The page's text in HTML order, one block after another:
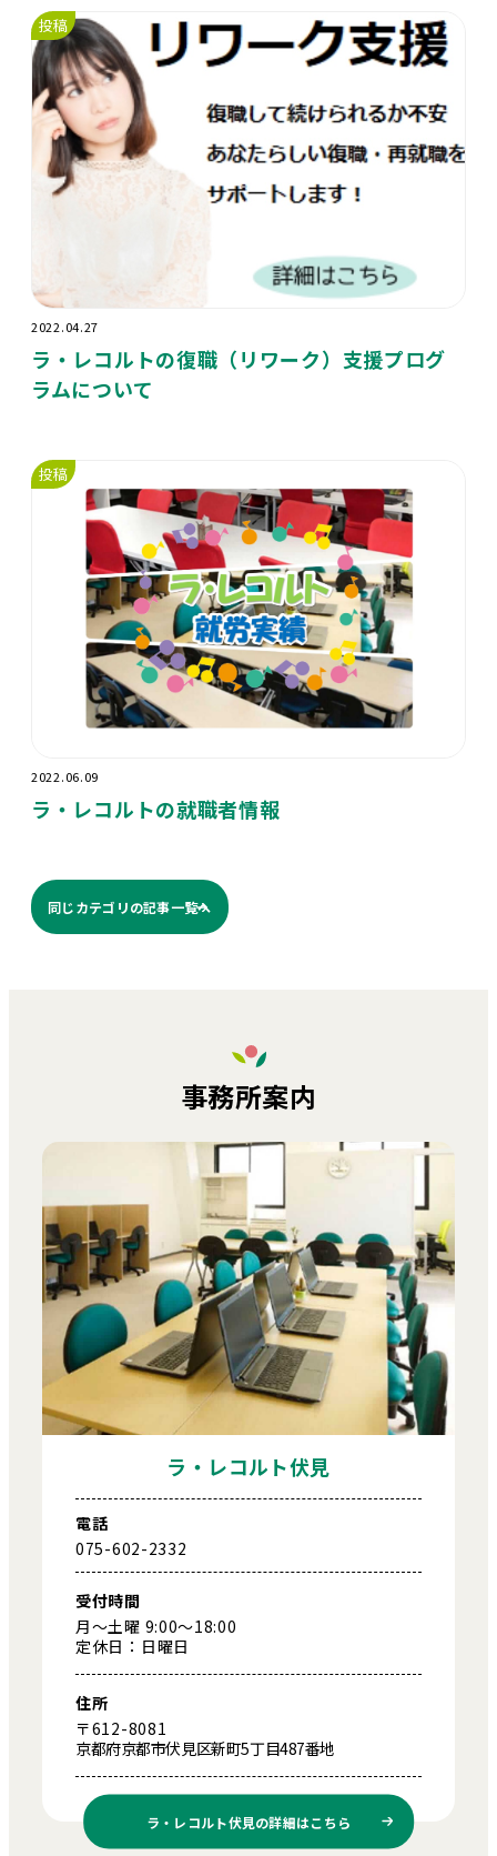
投稿
2022.04.27
ラ・レコルトの復職（リワーク）支援プログ
ラムについて
投稿
2022.06.09
ラ・レコルトの就職者情報
同じカテゴリの記事⼀覧へ
事務所案内
ラ・レコルト伏見
電話
075-602-2332
受付時間
月～土曜 9:00～18:00
定休日：日曜日
住所
〒612-8081
京都府京都市伏見区新町5丁目487番地
ラ・レコルト伏見の詳細はこちら